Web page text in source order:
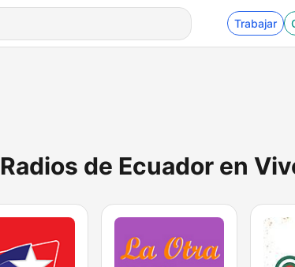
Trabajar
Radios de Ecuador en